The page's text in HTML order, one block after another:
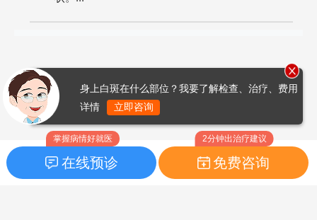
掌握病情好就医
在线预诊
2分钟出治疗建议
免费咨询
身上白斑在什么部位？我要了解检查、治疗、费用
详情
立即咨询